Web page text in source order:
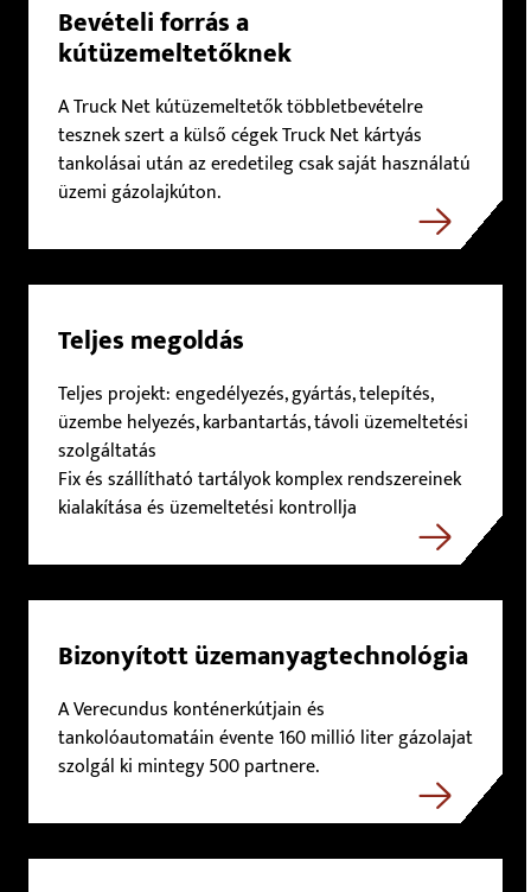
Bevételi forrás a
kútüzemeltetőknek
A Truck Net kútüzemeltetők többletbevételre
tesznek szert a külső cégek Truck Net kártyás
tankolásai után az eredetileg csak saját használatú
üzemi gázolajkúton.
Teljes megoldás
Teljes projekt: engedélyezés, gyártás, telepítés,
üzembe helyezés, karbantartás, távoli üzemeltetési
szolgáltatás
Fix és szállítható tartályok komplex rendszereinek
kialakítása és üzemeltetési kontrollja
Bizonyított üzemanyagtechnológia
A Verecundus konténerkútjain és
tankolóautomatáin évente 160 millió liter gázolajat
szolgál ki mintegy 500 partnere.